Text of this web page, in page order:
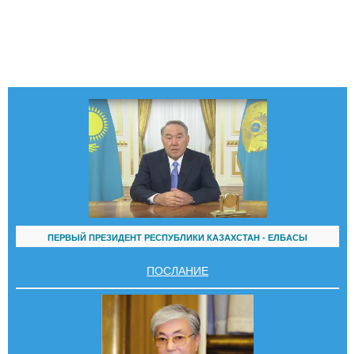
ПЕРВЫЙ ПРЕЗИДЕНТ РЕСПУБЛИКИ КАЗАХСТАН - ЕЛБАСЫ
ПОСЛАНИЕ